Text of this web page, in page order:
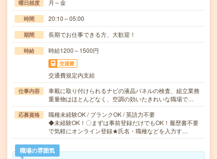
曜日頻度 月～金
時間 20:10～05:00
期間 長期でお仕事できる方、大歓迎！
時給 時給1200～1500円
交通費
交通費規定内支給
仕事内容
車載に取り付けられるナビの液晶パネルの検査、組立業務
重量物はほとんどなく、空調の効いたきれいな職場で…
応募資格
職種未経験OK / ブランクOK / 英語力不要
◆未経験OK！〇まずは事前登録だけでもOK！履歴書不要
で気軽にオンライン登録★氏名・職種などを入力す…
職場の雰囲気